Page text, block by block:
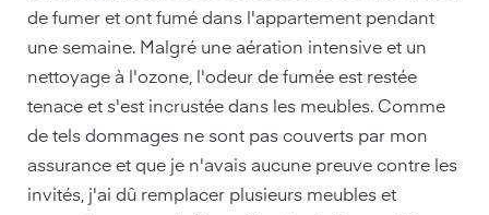
de fumer et ont fumé dans l'appartement pendant
une semaine. Malgré une aération intensive et un
nettoyage à l'ozone, l'odeur de fumée est restée
tenace et s'est incrustée dans les meubles. Comme
de tels dommages ne sont pas couverts par mon
assurance et que je n'avais aucune preuve contre les
invités, j'ai dû remplacer plusieurs meubles et